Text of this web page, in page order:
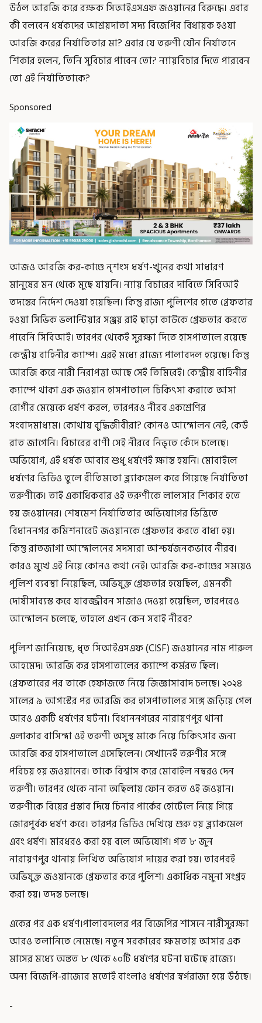
উঠল আরজি করে রক্ষক সিআইএসএফ জওয়ানের বিরুদ্ধে। এবার
কী বলবেন ধর্ষকদের আশ্রয়দাতা সদ্য বিজেপির বিধায়ক হওয়া
আরজি করের নির্যাতিতার মা? এবার যে তরুণী যৌন নির্যাতনে
শিকার হলেন, তিনি সুবিচার পাবেন তো? ন্যায়বিচার দিতে পারবেন
তো এই নির্যাতিতাকে?
Sponsored
আজও আরজি কর-কাণ্ডে নৃশংস ধর্ষণ-খুনের কথা সাধারণ
মানুষের মন থেকে মুছে যায়নি। ন্যায় বিচারের দাবিতে সিবিআই
তদন্তের নির্দেশ দেওয়া হয়েছিল। কিন্তু রাজ্য পুলিশের হাতে গ্রেফতার
হওয়া সিভিক ভলান্টিয়ার সঞ্জয় রাই ছাড়া কাউকে গ্রেফতার করতে
পারেনি সিবিআই। তারপর থেকেই সুরক্ষা দিতে হাসপাতালে রয়েছে
কেন্দ্রীয় বাহিনীর ক্যাম্প। এরই মধ্যে রাজ্যে পালাবদল হয়েছে। কিন্তু
আরজি করে নারী নিরাপত্তা আছে সেই তিমিরেই। কেন্দ্রীয় বাহিনীর
ক্যাম্পে থাকা এক জওয়ান হাসপাতালে চিকিৎসা করাতে আসা
রোগীর মেয়েকে ধর্ষণ করল, তারপরও নীরব একশ্রেণির
সংবাদমাধ্যম। কোথায় বুদ্ধিজীবীরা? কোনও আন্দোলন নেই, কেউ
রাত জাগেনি। বিচারের বাণী সেই নীরবে নিভৃতে কেঁদে চলেছে।
অভিযোগ, এই ধর্ষক আবার শুধু ধর্ষণেই ক্ষান্ত হয়নি। মোবাইলে
ধর্ষণের ভিডিও তুলে রীতিমতো ব্ল্যাকমেল করে গিয়েছে নির্যাতিতা
তরুণীকে। তাই একাধিকবার ওই তরুণীকে লালসার শিকার হতে
হয় জওয়ানের। শেষমেশ নির্যাতিতার অভিযোগের ভিত্তিতে
বিধাননগর কমিশনারেট জওয়ানকে গ্রেফতার করতে বাধ্য হয়।
কিন্তু রাতজাগা আন্দোলনের সদস্যরা আশ্চর্যজনকভাবে নীরব।
কারও মুখে এই নিয়ে কোনও কথা নেই। আরজি কর-কাণ্ডের সময়েও
পুলিশ ব্যবস্থা নিয়েছিল, অভিযুক্ত গ্রেফতার হয়েছিল, এমনকী
দোষীসাব্যস্ত করে যাবজ্জীবন সাজাও দেওয়া হয়েছিল, তারপরেও
আন্দোলন চলেছে, তাহলে এখন কেন সবাই নীরব?
পুলিশ জানিয়েছে, ধৃত সিআইএসএফ (CISF) জওয়ানের নাম পারুল
আহমেদ। আরজি কর হাসপাতালের ক্যাম্পে কর্মরত ছিল।
গ্রেফতারের পর তাকে হেফাজতে নিয়ে জিজ্ঞাসাবাদ চলছে। ২০২৪
সালের ৯ আগস্টের পর আরজি কর হাসপাতালের সঙ্গে জড়িয়ে গেল
আরও একটি ধর্ষণের ঘটনা। বিধাননগরের নারায়ণপুর থানা
এলাকার বাসিন্দা ওই তরুণী অসুস্থ মাকে নিয়ে চিকিৎসার জন্য
আরজি কর হাসপাতালে এসেছিলেন। সেখানেই তরুণীর সঙ্গে
পরিচয় হয় জওয়ানের। তাকে বিশ্বাস করে মোবাইল নম্বরও দেন
তরুণী। তারপর থেকে নানা অছিলায় ফোন করত ওই জওয়ান।
তরুণীকে বিয়ের প্রস্তাব দিয়ে চিনার পার্কের হোটেলে নিয়ে গিয়ে
জোরপূর্বক ধর্ষণ করে। তারপর ভিডিও দেখিয়ে শুরু হয় ব্ল্যাকমেল
এবং ধর্ষণ। মারধরও করা হয় বলে অভিযোগ। গত ৮ জুন
নারায়ণপুর থানায় লিখিত অভিযোগ দায়ের করা হয়। তারপরই
অভিযুক্ত জওয়ানকে গ্রেফতার করে পুলিশ। একাধিক নমুনা সংগ্রহ
করা হয়। তদন্ত চলছে।
একের পর এক ধর্ষণ।পালাবদলের পর বিজেপির শাসনে নারীসুরক্ষা
আরও তলানিতে নেমেছে। নতুন সরকারের ক্ষমতায় আসার এক
মাসের মধ্যে অন্তত ৮ থেকে ১০টি ধর্ষণের ঘটনা ঘটেছে রাজ্যে।
অন্য বিজেপি-রাজ্যের মতোই বাংলাও ধর্ষণের স্বর্গরাজ্য হয়ে উঠছে।
-